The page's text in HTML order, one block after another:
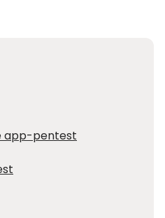
app-pentest